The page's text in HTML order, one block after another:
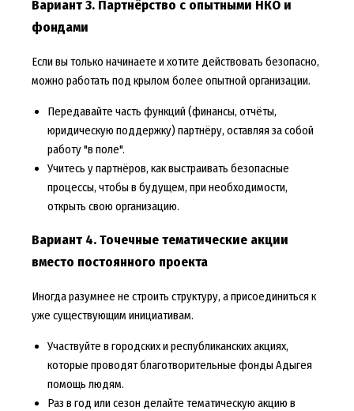
Вариант 3. Партнёрство с опытными НКО и
фондами
Если вы только начинаете и хотите действовать безопасно,
можно работать под крылом более опытной организации.
Передавайте часть функций (финансы, отчёты,
юридическую поддержку) партнёру, оставляя за собой
работу "в поле".
Учитесь у партнёров, как выстраивать безопасные
процессы, чтобы в будущем, при необходимости,
открыть свою организацию.
Вариант 4. Точечные тематические акции
вместо постоянного проекта
Иногда разумнее не строить структуру, а присоединиться к
уже существующим инициативам.
Участвуйте в городских и республиканских акциях,
которые проводят благотворительные фонды Адыгея
помощь людям.
Раз в год или сезон делайте тематическую акцию в